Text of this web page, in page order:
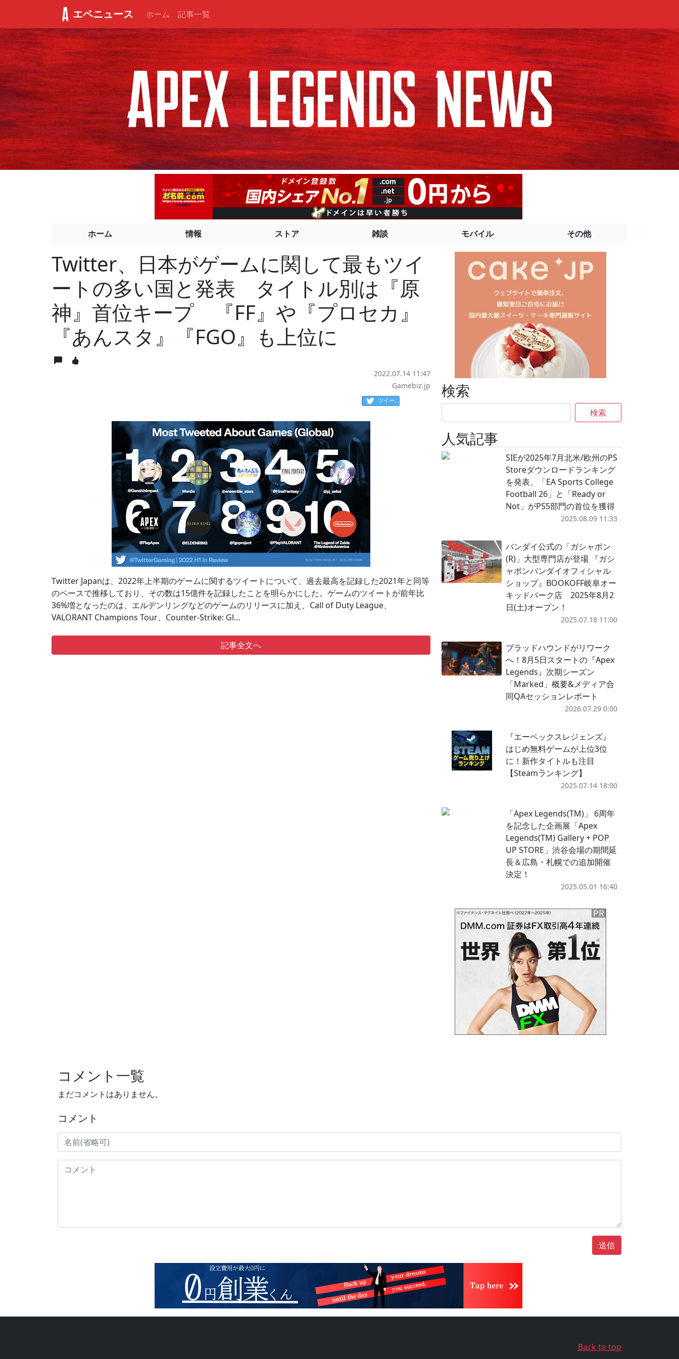
エペニュース ホーム 記事一覧
ホーム 情報 ストア 雑談 モバイル その他
Twitter、日本がゲームに関して最もツイ
ートの多い国と発表 タイトル別は『原
神』首位キープ 『FF』や『プロセカ』
『あんスタ』『FGO』も上位に
2022.07.14 11:47
Gamebiz.jp
ツイート
Twitter Japanは、2022年上半期のゲームに関するツイートについて、過去最高を記録した2021年と同等
のペースで推移しており、その数は15億件を記録したことを明らかにした。ゲームのツイートが前年比
36%増となったのは、エルデンリングなどのゲームのリリースに加え、Call of Duty League、
VALORANT Champions Tour、Counter-Strike: Gl…
記事全文へ
検索
検索
人気記事
SIEが2025年7月北米/欧州のPS
Storeダウンロードランキング
を発表、「EA Sports College
Football 26」と「Ready or
Not」がPS5部門の首位を獲得
2025.08.09 11:33
バンダイ公式の「ガシャポン
(R)」大型専門店が登場 『ガシ
ャポンバンダイオフィシャル
ショップ』BOOKOFF岐阜オー
キッドパーク店 2025年8月2
日(土)オープン！
2025.07.18 11:00
ブラッドハウンドがリワーク
へ！8月5日スタートの『Apex
Legends』次期シーズン
「Marked」概要&メディア合
同QAセッションレポート
2026.07.29 0:00
『エーペックスレジェンズ』
はじめ無料ゲームが上位3位
に！新作タイトルも注目
【Steamランキング】
2025.07.14 18:00
「Apex Legends(TM)」 6周年
を記念した企画展「Apex
Legends(TM) Gallery + POP
UP STORE」渋谷会場の期間延
長＆広島・札幌での追加開催
決定！
2025.05.01 16:40
コメント一覧
まだコメントはありません。
コメント
送信
Back to top